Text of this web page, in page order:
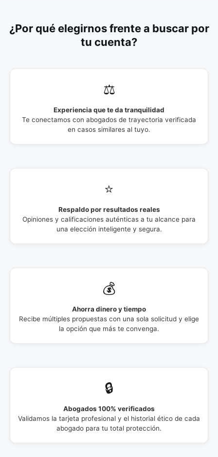
¿Por qué elegirnos frente a buscar por
tu cuenta?
⚖️
Experiencia que te da tranquilidad
Te conectamos con abogados de trayectoria verificada
en casos similares al tuyo.
⭐
Respaldo por resultados reales
Opiniones y calificaciones auténticas a tu alcance para
una elección inteligente y segura.
💰
Ahorra dinero y tiempo
Recibe múltiples propuestas con una sola solicitud y elige
la opción que más te convenga.
🔒
Abogados 100% verificados
Validamos la tarjeta profesional y el historial ético de cada
abogado para tu total protección.